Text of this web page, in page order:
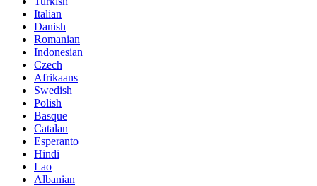
Italian
Danish
Romanian
Indonesian
Czech
Afrikaans
Swedish
Polish
Basque
Catalan
Esperanto
Hindi
Lao
Albanian